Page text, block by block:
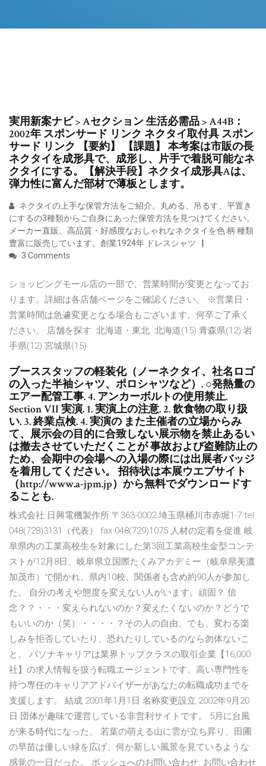
実用新案ナビ > Aセクション 生活必需品 > A44B：
2002年 スポンサード リンク ネクタイ取付具 スポン
サード リンク 【要約】 【課題】 本考案は市販の長
ネクタイを成形具で、成形し、片手で着脱可能なネ
クタイにする。【解決手段】ネクタイ成形具Aは、
弾力性に富んだ部材で薄板とします。
ネクタイの上手な保管方法をご紹介。丸める、吊るす、平置き
にするの3種類からご自身にあった保管方法を見つけてください。
メーカー直販、高品質・好感度なおしゃれなネクタイを色 柄 種類
豊富に販売しています。創業1924年 ドレスシャツ
3 Comments
ショッピングモール店の一部で、営業時間が変更となってお
ります。詳細は各店舗ページをご確認ください。 ※営業日・
営業時間は急遽変更となる場合もございます。何卒ご了承く
ださい。 店舗を探す. 北海道・東北. 北海道(15) 青森県(12) 岩
手県(12) 宮城県(15)
ブーススタッフの軽装化（ノーネクタイ、社名ロゴ
の入った半袖シャツ、ポロシャツなど）. ○発熱量の
エアー配管工事. 4. アンカーボルトの使用禁止.
Section VII 実演. 1. 実演上の注意. 2. 飲食物の取り扱
い. 3. 終業点検. 4. 実演の また主催者の立場からみ
て、展示会の目的に合致しない展示物を禁止あるい
は撤去させていただくことが 事故および盗難防止の
ため、会期中の会場への入場の際には出展者バッジ
を着用してください。 招待状は本展ウエブサイト
（http://www.a-jpm.jp）から無料でダウンロードす
ることも.
株式会社 日興電機製作所 〒363-0002 埼玉県桶川市赤堀1-7 tel
048(728)3131（代表） fax 048(729)1075 人材の定着を促進 岐
阜県内の工業高校生を対象にした第3回工業高校生金型コンテ
ストが12月8日、岐阜県立国際たくみアカデミー（岐阜県美濃
加茂市）で開かれ、県内10校、関係者も含め約90人が参加し
た。 自分の考えや態度を変えない人がいます。頑固？ 信
念？？・・・変えられないのか？変えたくないのか？どうで
もいいのか（笑）・・・・？その人の自由。でも、変わる楽
しみを拒否していたり、恐れたりしているのなら勿体ないこ
と。 パソナキャリアは業界トップクラスの取引企業【16,000
社】の求人情報を扱う転職エージェントです。高い専門性を
持つ専任のキャリアアドバイザーがあなたの転職成功までを
支援します。 結成 2001年1月1日 名称変更設立 2002年9月20
日 団体が趣味で運営している非営利サイトです。 5月に台風
が来る時代になった。 若葉の萌える山に雲が立ち昇り、田圃
の早苗は優しい緑を広げ、何か新しい風景を見ているような
感覚の一日だった。 ボッシュへのお問い合わせ. お問い合わせ